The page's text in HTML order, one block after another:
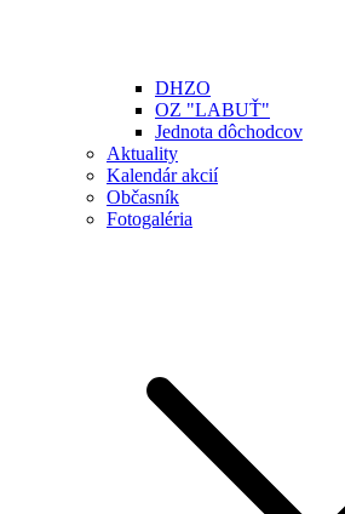
DHZO
OZ "LABUŤ"
Jednota dôchodcov
Aktuality
Kalendár akcií
Občasník
Fotogaléria